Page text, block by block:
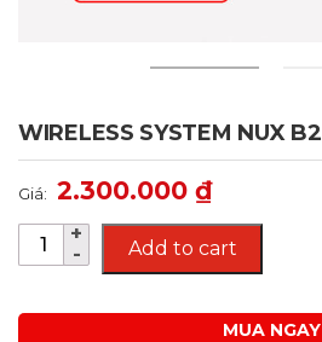
WIRELESS SYSTEM NUX B2
Giá: 2.300.000 ₫
Add to cart
MUA NGAY